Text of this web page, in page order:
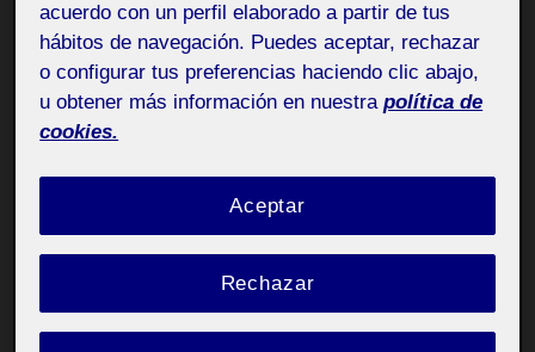
Por suerte mi relación con la música empezó desde
pequeño. Estudié lenguaje musical y me endosaron un
instrumento que fue formando parte de comprensión
de un nuevo lenguaje e incluso del arte. Acabé el grado
elemental en conservatorio y empecé el medio.
con sonido, ya que lo considero muy importante y
vertebradora de otro tipo de mensajes que no entran
acuerdo con un perfil elaborado a partir de tus
hábitos de navegación. Puedes aceptar, rechazar
o configurar tus preferencias haciendo clic abajo,
u obtener más información en nuestra política de
cookies.
Rechazar
Aceptar